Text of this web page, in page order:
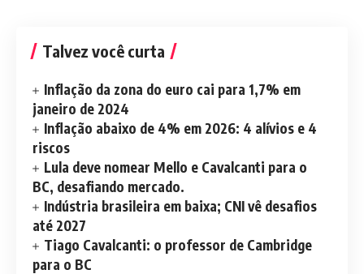
Talvez você curta
Inflação da zona do euro cai para 1,7% em
janeiro de 2024
Inflação abaixo de 4% em 2026: 4 alívios e 4
riscos
Lula deve nomear Mello e Cavalcanti para o
BC, desafiando mercado.
Indústria brasileira em baixa; CNI vê desafios
até 2027
Tiago Cavalcanti: o professor de Cambridge
para o BC